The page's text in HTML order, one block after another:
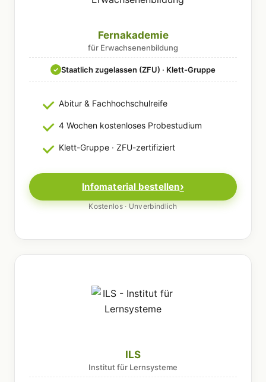
Fernakademie
für Erwachsenenbildung
✓ Staatlich zugelassen (ZFU) · Klett-Gruppe
Abitur & Fachhochschulreife
4 Wochen kostenloses Probestudium
Klett-Gruppe · ZFU-zertifiziert
Infomaterial bestellen
Kostenlos · Unverbindlich
ILS
Institut für Lernsysteme